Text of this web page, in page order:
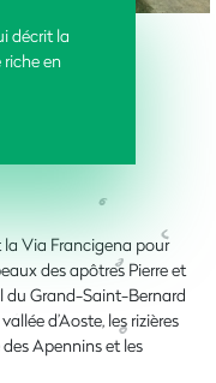
décrit la
en
la Via Francigena pour
des apôtres Pierre et
du Grand-Saint-Bernard
d’Aoste, les rizières
Apennins et les